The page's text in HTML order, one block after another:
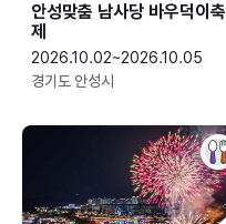
안성맞춤 남사당 바우덕이축
제
2026.10.02~2026.10.05
경기도 안성시